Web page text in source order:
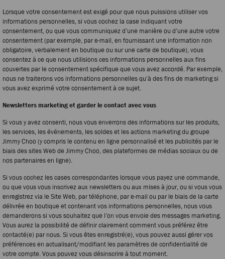
Lorsque votre consentement est exigé pour que nous puissions utiliser vos
informations personnelles, si vous cochez la case indiquant votre
consentement, ou que vous communiquez d’une manière ou d’une autre votre
consentement (par exemple, par e-mail, en fournissant une information non
obligatoire, verbalement en boutique ou sur une carte de boutique), vous
consentez à ce que nous utilisions ces informations personnelles aux fins
couvertes par le consentement spécifique que vous avez accordé. Par exemple,
nous ne traiterons vos informations personnelles qu’à des fins de marketing si
vous avez exprimé votre consentement à ce sujet.
Newsletters marketing et garder le contact avec vous
Si vous y avez consenti, nous vous enverrons des informations sur les produits,
les services, les événements, les soldes et les actions marketing du groupe
Jimmy Choo (y compris le contenu en ligne personnalisé et les publicités par le
biais des sites Web de Jimmy Choo, des plateformes de médias sociaux ou de
nos partenaires en ligne).
Si vous cochez les cases correspondantes lorsque vous payez une commande,
ou que vous vous inscrivez aux newsletters ou aux mises à jour, ou si vous vous
enregistrez via le Site Web, par téléphone, par e-mail ou par le biais de la carte
délivrée en boutique et contenant vos informations personnelles, nous vous
demanderons si vous souhaitez que l’on vous envoie des messages marketing.
Vous aurez la possibilité de définir clairement comment vous préférez être
contacté(e) par nous. Si vous êtes enregistré(e), vous pouvez aussi gérer vos
préférences en actualisant/modifiant les paramètres de confidentialité de
votre compte. Vous pouvez vous désinscrire à tout moment.